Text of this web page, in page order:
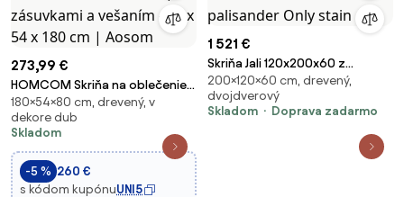
273,99 €
HOMCOM Skriňa na oblečenie
so 2 dverami, 2 zásuvkami a
vešaním - 80 x 54 x 180 cm |
Aosom
180×54×80 cm, drevený, v
dekore dub
Skladom
-5 % 260 €
s kódom kupónuUNI5
1 521 €
Skriňa Jali 120x200x60 z
indického masívu palisander
Only stain
200×120×60 cm, drevený,
dvojdverový
Skladom
Doprava zadarmo